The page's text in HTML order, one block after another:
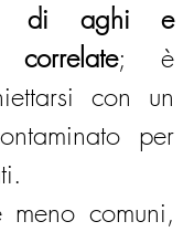
di aghi e
correlate; è
con un
per